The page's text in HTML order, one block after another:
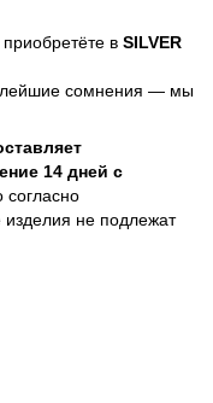
в SILVER
сомнения — мы
14 дней с
согласно
изделия не подлежат